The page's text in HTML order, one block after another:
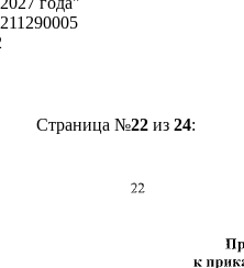
Страница №22из 24: